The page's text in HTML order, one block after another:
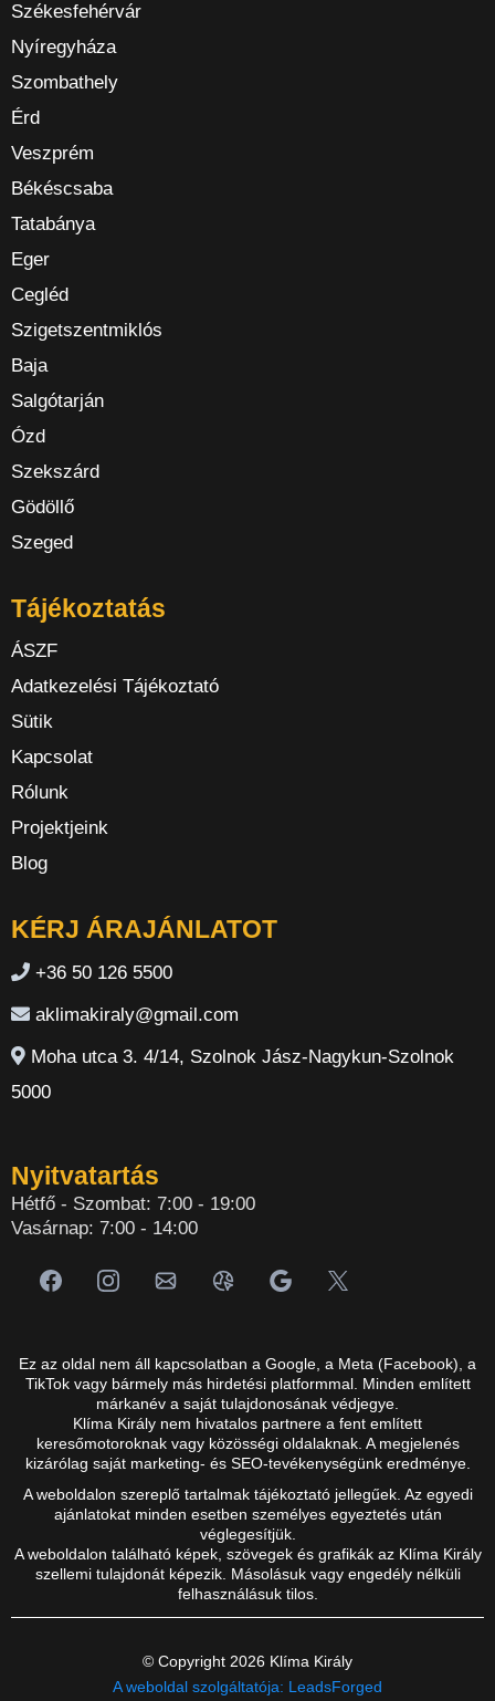
Székesfehérvár
Nyíregyháza
Szombathely
Érd
Veszprém
Békéscsaba
Tatabánya
Eger
Cegléd
Szigetszentmiklós
Baja
Salgótarján
Ózd
Szekszárd
Gödöllő
Szeged
Tájékoztatás
ÁSZF
Adatkezelési Tájékoztató
Sütik
Kapcsolat
Rólunk
Projektjeink
Blog
KÉRJ ÁRAJÁNLATOT
+36 50 126 5500
aklimakiraly@gmail.com
Moha utca 3. 4/14, Szolnok Jász-Nagykun-Szolnok
5000
Nyitvatartás
Hétfő - Szombat: 7:00 - 19:00
Vasárnap: 7:00 - 14:00
Ez az oldal nem áll kapcsolatban a Google, a Meta (Facebook), a
TikTok vagy bármely más hirdetési platformmal. Minden említett
márkanév a saját tulajdonosának védjegye.
Klíma Király nem hivatalos partnere a fent említett
keresőmotoroknak vagy közösségi oldalaknak. A megjelenés
kizárólag saját marketing- és SEO-tevékenységünk eredménye.
A weboldalon szereplő tartalmak tájékoztató jellegűek. Az egyedi
ajánlatokat minden esetben személyes egyeztetés után
véglegesítjük.
A weboldalon található képek, szövegek és grafikák az Klíma Király
szellemi tulajdonát képezik. Másolásuk vagy engedély nélküli
felhasználásuk tilos.
© Copyright 2026 Klíma Király
A weboldal szolgáltatója: LeadsForged